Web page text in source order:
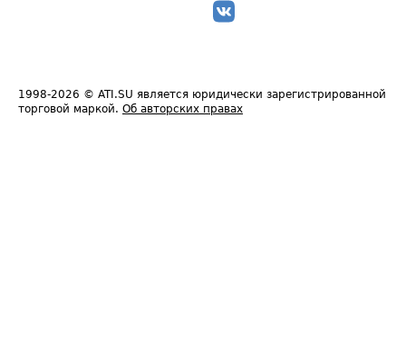
1998-2026 © ATI.SU является юридически зарегистрированной
торговой маркой. Об авторских правах